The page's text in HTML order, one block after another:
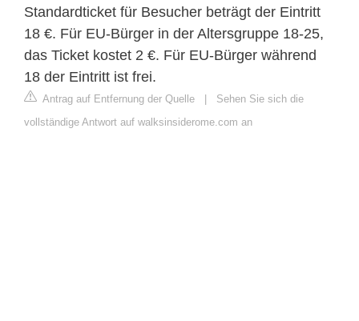
Standardticket für Besucher beträgt der Eintritt
18 €. Für EU-Bürger in der Altersgruppe 18-25,
das Ticket kostet 2 €. Für EU-Bürger während
18 der Eintritt ist frei.
Antrag auf Entfernung der Quelle
Sehen Sie sich die
vollständige Antwort auf walksinsiderome.com an